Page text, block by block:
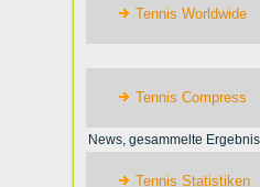
Tennis Worldwide
Tennis Compress
News, gesammelte
Tennis Statistiken